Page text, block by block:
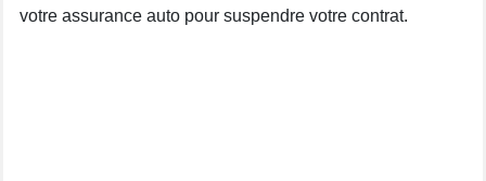
votre assurance auto pour suspendre votre contrat.